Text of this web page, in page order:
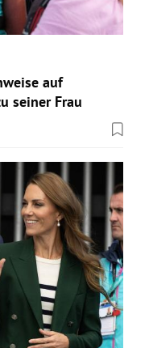
auf
seiner Frau